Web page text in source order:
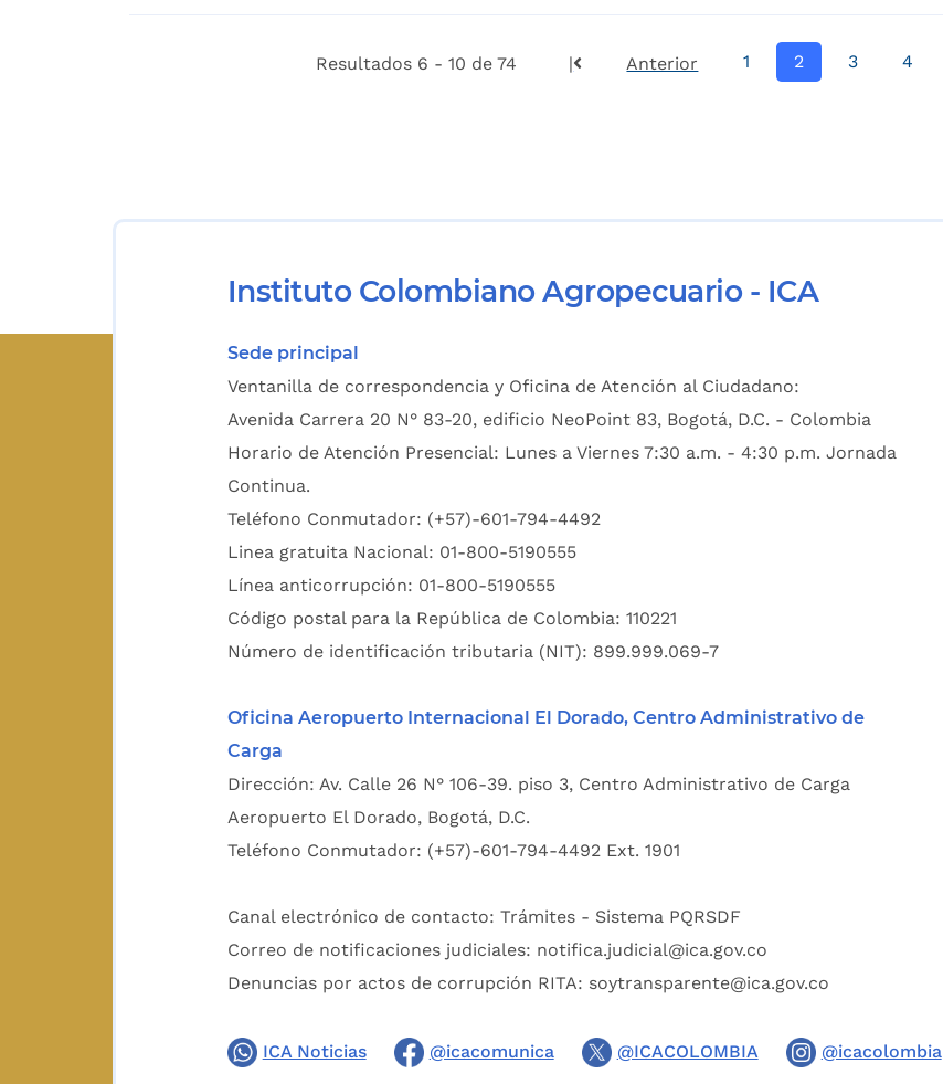
Resultados 6 - 10 de 74 | Anterior 1 2 3 4
Instituto Colombiano Agropecuario - ICA
Sede principal
Ventanilla de correspondencia y Oficina de Atención al Ciudadano:
Avenida Carrera 20 N° 83-20, edificio NeoPoint 83, Bogotá, D.C. - Colombia
Horario de Atención Presencial: Lunes a Viernes 7:30 a.m. - 4:30 p.m. Jornada
Continua.
Teléfono Conmutador: (+57)-601-794-4492
Linea gratuita Nacional: 01-800-5190555
Línea anticorrupción: 01-800-5190555
Código postal para la República de Colombia: 110221
Número de identificación tributaria (NIT): 899.999.069-7
Oficina Aeropuerto Internacional El Dorado, Centro Administrativo de
Carga
Dirección: Av. Calle 26 N° 106-39. piso 3, Centro Administrativo de Carga
Aeropuerto El Dorado, Bogotá, D.C.
Teléfono Conmutador: (+57)-601-794-4492 Ext. 1901
Canal electrónico de contacto: Trámites - Sistema PQRSDF
Correo de notificaciones judiciales: notifica.judicial@ica.gov.co
Denuncias por actos de corrupción RITA: soytransparente@ica.gov.co
ICA Noticias @icacomunica @ICACOLOMBIA @icacolombia